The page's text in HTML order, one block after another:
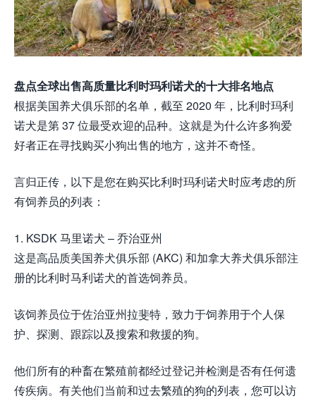
盘点全球出售高质量比利时玛利诺犬的十大排名地点
根据美国养犬俱乐部的名单，截至 2020 年，比利时玛利
诺犬是第 37 位最受欢迎的品种。这就是为什么许多狗爱
好者正在寻找购买小狗出售的地方，这并不奇怪。
言归正传，以下是您在购买比利时玛利诺犬时应考虑的所
有饲养员的列表：
1. KSDK 马里诺犬 – 乔治亚州
这是高品质美国养犬俱乐部 (AKC) 和加拿大养犬俱乐部注
册的比利时马利诺犬的首选饲养员。
该饲养员位于佐治亚州拉斐特，致力于饲养用于个人保
护、探测、跟踪以及搜索和救援的狗。
他们所有的种畜在繁殖前都经过登记并检测是否有任何遗
传疾病。有关他们当前和过去繁殖的狗的列表，您可以访